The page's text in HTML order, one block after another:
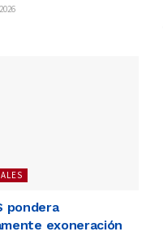
pondera
exoneración